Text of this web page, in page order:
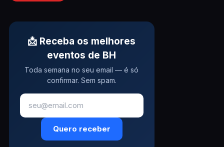
📩 Receba os melhores
eventos de BH
Toda semana no seu email — é só
confirmar. Sem spam.
Quero receber